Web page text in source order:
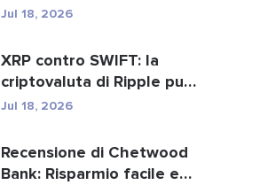
storia completa d...
Jul 18, 2026
XRP contro SWIFT: la
criptovaluta di Ripple può
sostituire i paga...
Jul 18, 2026
Recensione di Chetwood
Bank: Risparmio facile e